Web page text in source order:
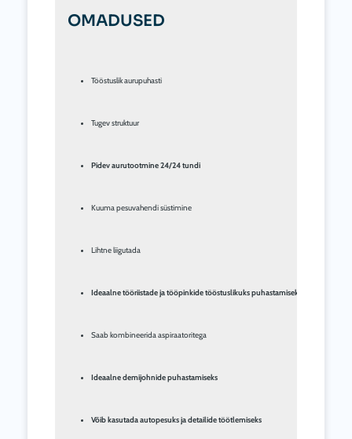
OMADUSED
Tööstuslik aurupuhasti
Tugev struktuur
Pidev aurutootmine 24/24 tundi
Kuuma pesuvahendi süstimine
Lihtne liigutada
Ideaalne tööriistade ja tööpinkide tööstuslikuks puhastamiseks
Saab kombineerida aspiraatoritega
Ideaalne demijohnide puhastamiseks
Võib kasutada autopesuks ja detailide töötlemiseks